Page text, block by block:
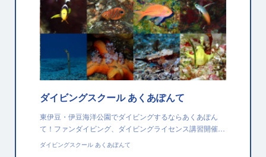
ダイビングスクール あくあぽんて
東伊豆・伊豆海洋公園でダイビングするならあくあぽん
て！ファンダイビング、ダイビングライセンス講習開催…
ダイビングスクール あくあぽんて